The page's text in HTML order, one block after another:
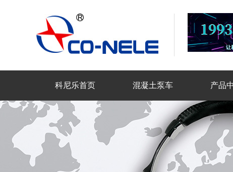
科尼乐首页 混凝土泵车 产品